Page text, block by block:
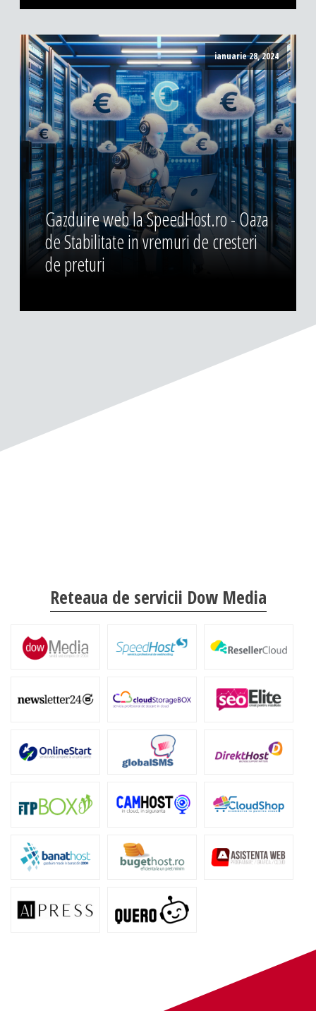
ianuarie 28, 2024
Gazduire web la SpeedHost.ro - Oaza
de Stabilitate in vremuri de cresteri
de preturi
Reteaua de servicii Dow Media